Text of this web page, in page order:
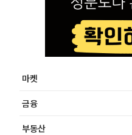
마켓
금융
부동산